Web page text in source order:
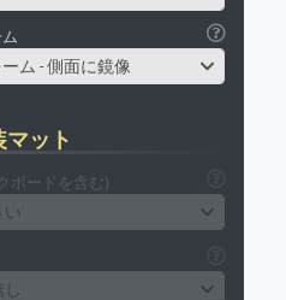
ム - 側面に鏡像
マット
ボードを含む)
い